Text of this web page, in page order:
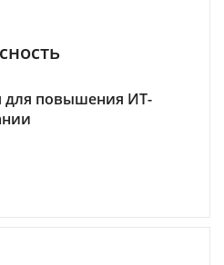
для повышения ИТ-